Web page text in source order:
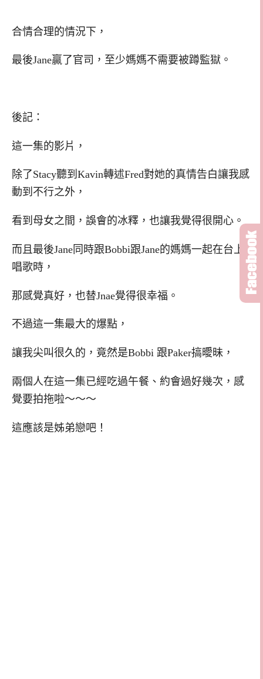
合情合理的情況下，
最後Jane贏了官司，至少媽媽不需要被蹲監獄。
後記：
這一集的影片，
除了Stacy聽到Kavin轉述Fred對她的真情告白讓我感
動到不行之外，
看到母女之間，誤會的冰釋，也讓我覺得很開心。
而且最後Jane同時跟Bobbi跟Jane的媽媽一起在台上
唱歌時，
那感覺真好，也替Jnae覺得很幸福。
不過這一集最大的爆點，
讓我尖叫很久的，竟然是Bobbi 跟Paker搞曖昧，
兩個人在這一集已經吃過午餐、約會過好幾次，感
覺要拍拖啦～～～
這應該是姊弟戀吧！